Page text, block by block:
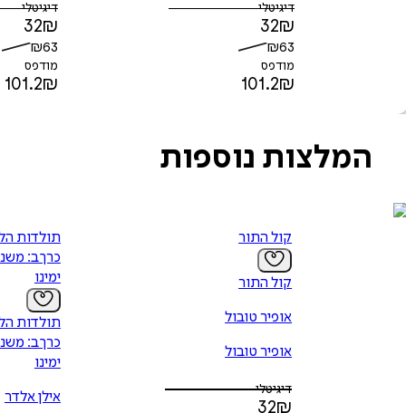
דיגיטלי
32₪
₪63
מודפס
101.2₪
דיגיטלי
32₪
₪63
מודפס
101.2₪
המלצות נוספות
קול התור
קול התור
אופיר טובול
אופיר טובול
דיגיטלי
32₪
תולדות
ימינו
תולדות
ימינו
אילן אלדר